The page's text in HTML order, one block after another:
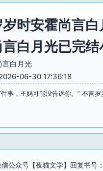
时安霍尚言
白月光已完结
白月光
06-30 17:36:18
事，王妈可能没告诉你。” 不言
公众号【夜猫文学】回复书